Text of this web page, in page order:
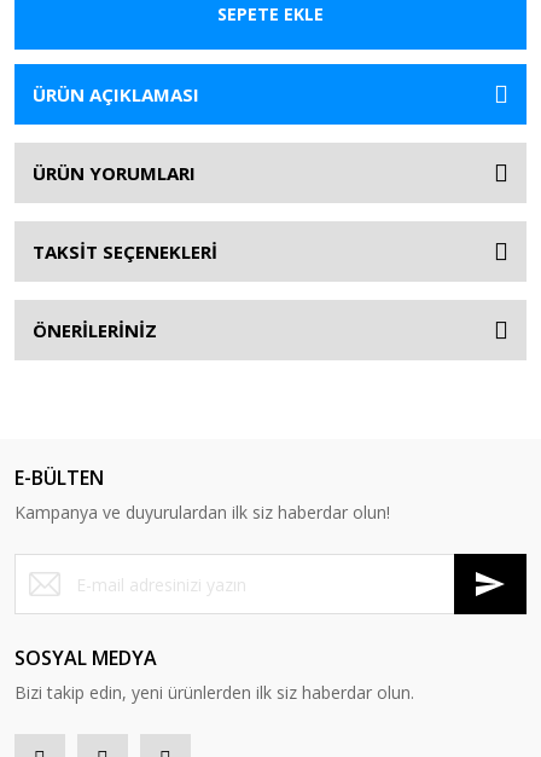
SEPETE EKLE
ÜRÜN AÇIKLAMASI
ÜRÜN YORUMLARI
TAKSİT SEÇENEKLERİ
ÖNERİLERİNİZ
E-BÜLTEN
Kampanya ve duyurulardan ilk siz haberdar olun!
SOSYAL MEDYA
Bizi takip edin, yeni ürünlerden ilk siz haberdar olun.